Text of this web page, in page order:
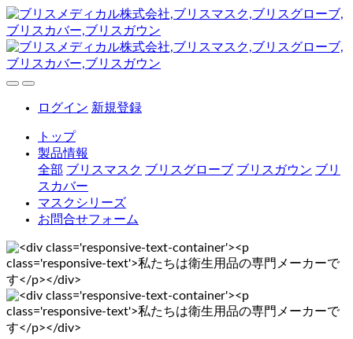
ログイン 新規登録
トップ
製品情報
全部 ブリスマスク ブリスグローブ ブリスガウン ブリ
スカバー
マスクシリーズ
お問合せフォーム